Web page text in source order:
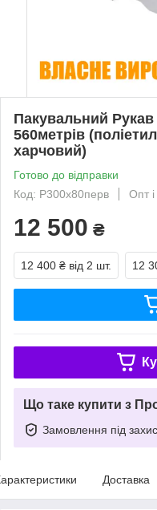
Пакувальний
560метрів
харчовий)
Готово до відправки
Код: Р300х80перв
Опт і
12 500 ₴
12 400 ₴ від 2 шт. 12
Що таке купити з
Замовлення під
Доставка